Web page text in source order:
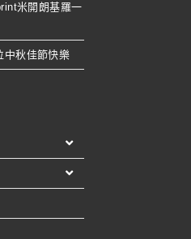
米開朗基羅一
中秋佳節快樂